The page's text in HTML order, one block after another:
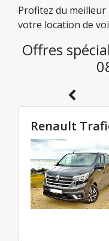
Profitez du
votre location de
Nous avons
avec de réelles
préservant votre
Offres
Renault